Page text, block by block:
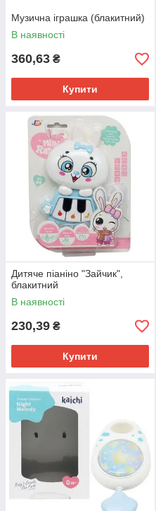
Музична іграшка (блакитний)
В наявності
360,63 ₴
Купити
Дитяче піаніно "Зайчик",
блакитний
В наявності
230,39 ₴
Купити